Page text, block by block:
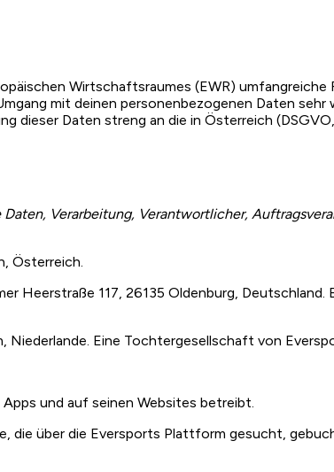
Wirtschaftsraumes (EWR) umfangreiche
mit deinen personenbezogenen Daten sehr
dieser Daten streng an die in Österreich
Verarbeitung, Verantwortlicher,
Österreich.
Heerstraße 117, 26135 Oldenburg,
Eine Tochtergesellschaft von
und auf seinen Websites betreibt.
die über die Eversports Plattform gesucht,